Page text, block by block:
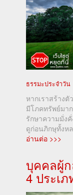
ธรรมะประจำวัน
หากเราสร้าง
มีโภคทรัพย์มา
รักษาความมั่ง
ดูก่อนภิกษุทั้งห
อ่านต่อ >>>
บุคคลผู้
4 ประเภ